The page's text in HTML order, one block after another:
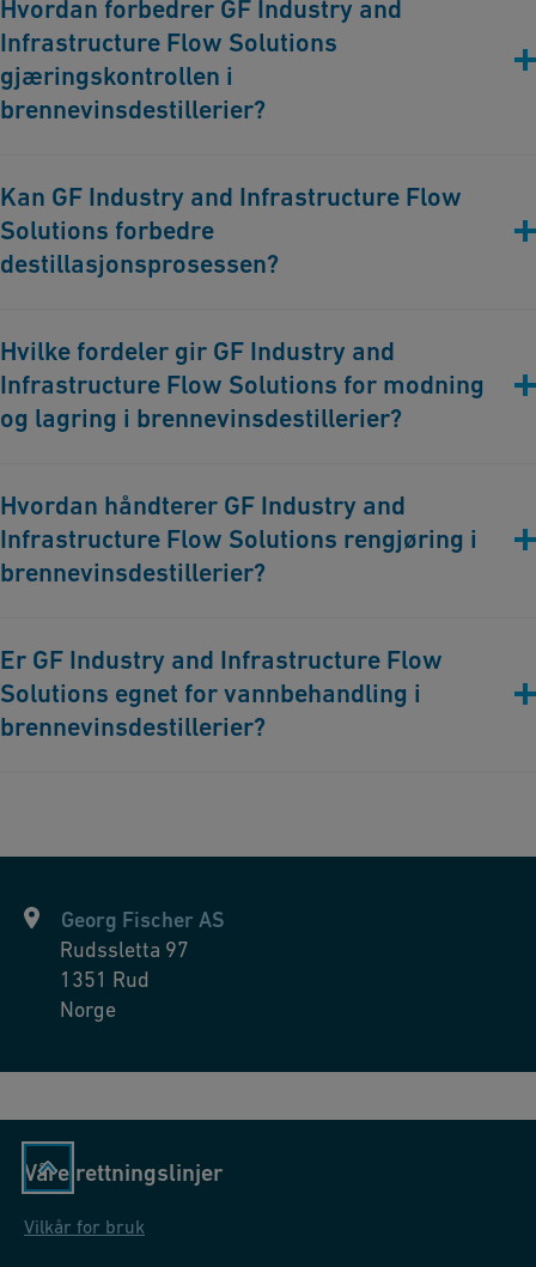
Hvordan forbedrer GF Industry and
Infrastructure Flow Solutions
gjæringskontrollen i
brennevinsdestillerier?
rørløsninger som opprettholder nøyaktig temperatur og
miljøforhold, og sikrer optimal gjæring og høykvalitets
brennevin.
Kan GF Industry and Infrastructure Flow
Solutions forbedre
destillasjonsprosessen?
kjølingsløsninger under destillasjonen, og sikrer ønsket renhet
og kvalitet på brennevinet.
Hvilke fordeler gir GF Industry and
Infrastructure Flow Solutions for modning
og lagring i brennevinsdestillerier?
fuktighetsnivåer, og forbedrer modningsprosessen og kvaliteten
på brennevinet.
Hvordan håndterer GF Industry and
Infrastructure Flow Solutions rengjøring i
brennevinsdestillerier?
rengjøringsprosesser, og forhindrer forurensning og sikrer
strenge hygiene standarder.
Er GF Industry and Infrastructure Flow
Solutions egnet for vannbehandling i
brennevinsdestillerier?
Georg Fischer AS
Rudssletta 97
1351 Rud
Norge
Våre rettningslinjer
Vilkår for bruk